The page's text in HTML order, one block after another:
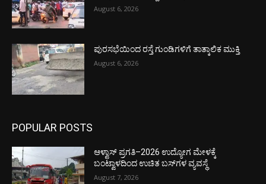
August 6, 2026
ಪುರಸಭೆಯಿಂದ ರಸ್ತೆ ಗುಂಡಿಗಳಿಗೆ ತಾತ್ಕಾಲಿಕ ಮುಕ್ತಿ
August 6, 2026
POPULAR POSTS
ಆಳ್ವಾಸ್ ಪ್ರಗತಿ–2026 ಉದ್ಯೋಗ ಮೇಳಕ್ಕೆ
ಬಂಟ್ವಾಳದಿಂದ ಉಚಿತ ಬಸ್‌ಗಳ ವ್ಯವಸ್ಥೆ
August 7, 2026